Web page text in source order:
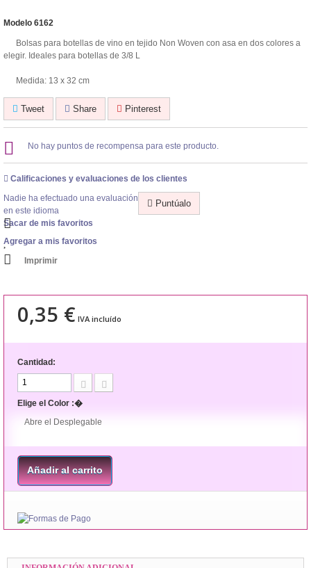
Modelo 6162
Bolsas para botellas de vino en tejido Non Woven con asa en dos colores a
elegir. Ideales para botellas de 3/8 L
Medida: 13 x 32 cm
Tweet Share Pinterest
No hay puntos de recompensa para este producto.
Calificaciones y evaluaciones de los clientes
Nadie ha efectuado una evaluación
en este idioma
Puntúalo
Sacar de mis favoritos
Agregar a mis favoritos
Imprimir
0,35 € IVA incluído
Cantidad:
Elige el Color :�
Abre el Desplegable
Añadir al carrito